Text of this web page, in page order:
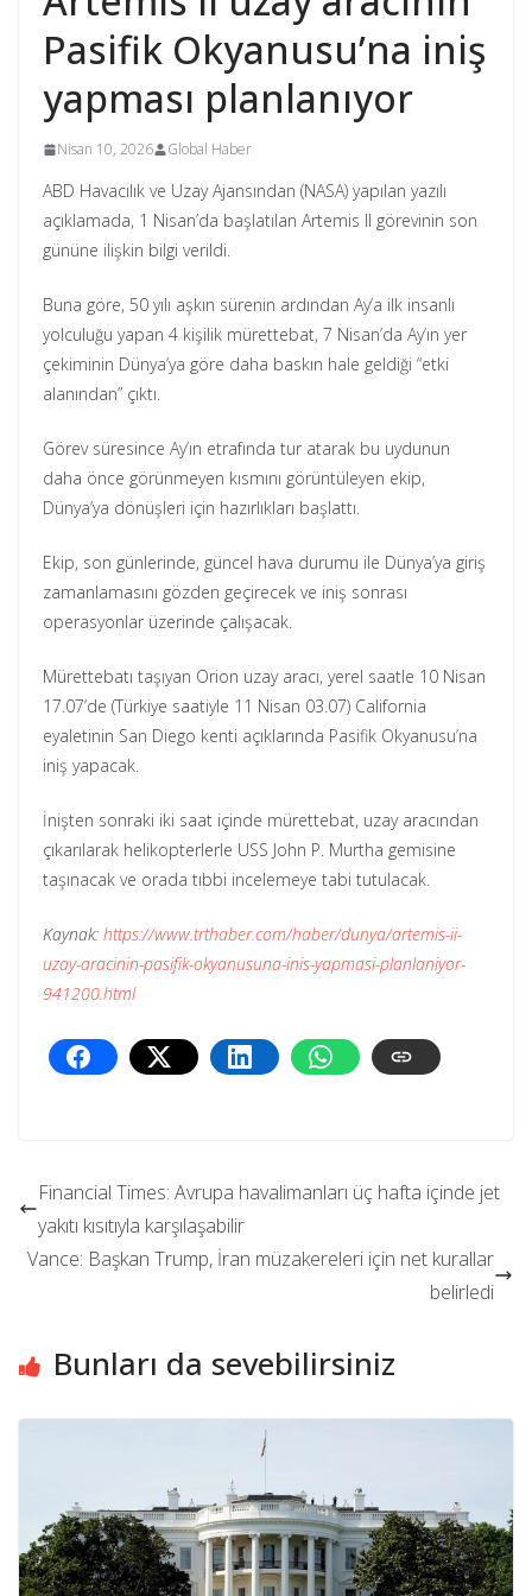
Pasifik Okyanusu’na iniş
yapması planlanıyor
Nisan 10, 2026 Global Haber
ABD Havacılık ve Uzay Ajansından (NASA) yapılan yazılı
açıklamada, 1 Nisan’da başlatılan Artemis II görevinin son
gününe ilişkin bilgi verildi.
Buna göre, 50 yılı aşkın sürenin ardından Ay’a ilk insanlı
yolculuğu yapan 4 kişilik mürettebat, 7 Nisan’da Ay’ın yer
çekiminin Dünya’ya göre daha baskın hale geldiği “etki
alanından” çıktı.
Görev süresince Ay’ın etrafında tur atarak bu uydunun
daha önce görünmeyen kısmını görüntüleyen ekip,
Dünya’ya dönüşleri için hazırlıkları başlattı.
Ekip, son günlerinde, güncel hava durumu ile Dünya’ya giriş
zamanlamasını gözden geçirecek ve iniş sonrası
operasyonlar üzerinde çalışacak.
Mürettebatı taşıyan Orion uzay aracı, yerel saatle 10 Nisan
17.07’de (Türkiye saatiyle 11 Nisan 03.07) California
eyaletinin San Diego kenti açıklarında Pasifik Okyanusu’na
iniş yapacak.
İnişten sonraki iki saat içinde mürettebat, uzay aracından
çıkarılarak helikopterlerle USS John P. Murtha gemisine
taşınacak ve orada tıbbi incelemeye tabi tutulacak.
Kaynak: https://www.trthaber.com/haber/dunya/artemis-ii-
uzay-aracinin-pasifik-okyanusuna-inis-yapmasi-planlaniyor-
941200.html
Financial Times: Avrupa havalimanları üç hafta içinde jet
yakıtı kısıtıyla karşılaşabilir
Vance: Başkan Trump, İran müzakereleri için net kurallar
belirledi
Bunları da sevebilirsiniz